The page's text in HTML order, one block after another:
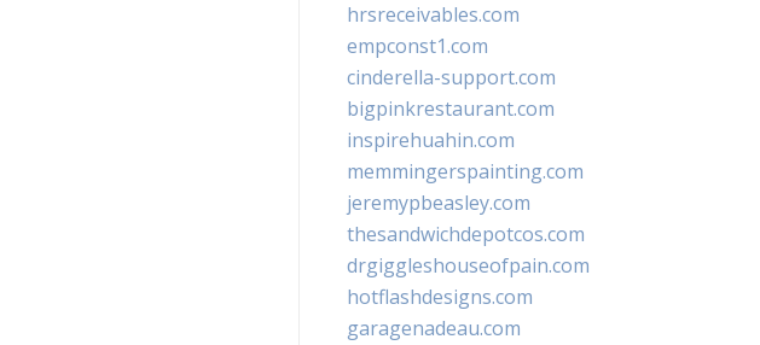
hrsreceivables.com
empconst1.com
cinderella-support.com
bigpinkrestaurant.com
inspirehuahin.com
memmingerspainting.com
jeremypbeasley.com
thesandwichdepotcos.com
drgiggleshouseofpain.com
hotflashdesigns.com
garagenadeau.com